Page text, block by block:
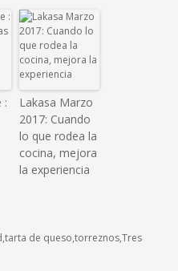
:
Lakasa Marzo
2017: Cuando
lo que rodea la
cocina, mejora
la experiencia
tarta de queso torreznosTres